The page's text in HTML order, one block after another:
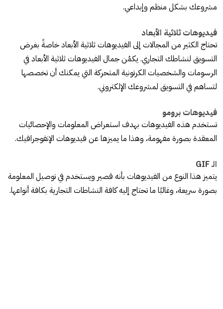
مشروعك بشكل منظم وإبداعي.
فيديوهات ثلاثية الأبعاد
تحتاج الكثير من المجالات إلى الفيديوهات ثلاثية الأبعاد خاصةً بغرض
التسويق لنشاطك التجاري. يكمُن جمال الفيديوهات ثلاثية الأبعاد في
الرسومات والشخصيات الكرتونية المتحركة التي يمكنك أن تخصصها
لتساهم في التسويق لمشروعك الإلكتروني.
فيديوهات برومو
تستخدم هذه الفيديوهات بهدف استعراض المعلومات والإحصائيات
المعقدة بصورة مفهومة، وهذا ما يميزها عن فيديوهات الإنفوجرافيك.
الـ GIF
يتميز هذا النوع من الفيديوهات بأنه قصير ويستخدم في توصيل المعلومة
بصورة سريعة، وغالبًا ما تحتاج إليه كافة النشاطات التجارية بكافة أنواعها.